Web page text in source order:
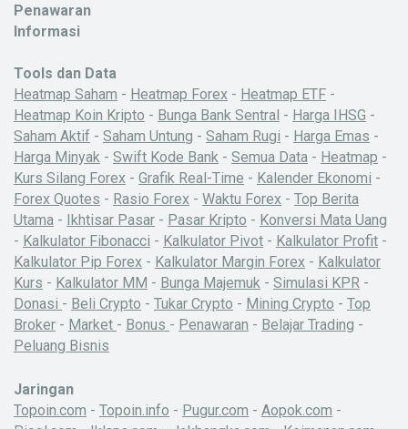
Penawaran
Informasi
Tools dan Data
Heatmap Saham - Heatmap Forex - Heatmap ETF -
Heatmap Koin Kripto - Bunga Bank Sentral - Harga IHSG -
Saham Aktif - Saham Untung - Saham Rugi - Harga Emas -
Harga Minyak - Swift Kode Bank - Semua Data - Heatmap -
Kurs Silang Forex - Grafik Real-Time - Kalender Ekonomi -
Forex Quotes - Rasio Forex - Waktu Forex - Top Berita
Utama - Ikhtisar Pasar - Pasar Kripto - Konversi Mata Uang
- Kalkulator Fibonacci - Kalkulator Pivot - Kalkulator Profit -
Kalkulator Pip Forex - Kalkulator Margin Forex - Kalkulator
Kurs - Kalkulator MM - Bunga Majemuk - Simulasi KPR -
Donasi - Beli Crypto - Tukar Crypto - Mining Crypto - Top
Broker - Market - Bonus - Penawaran - Belajar Trading -
Peluang Bisnis
Jaringan
Topoin.com - Topoin.info - Pugur.com - Aopok.com -